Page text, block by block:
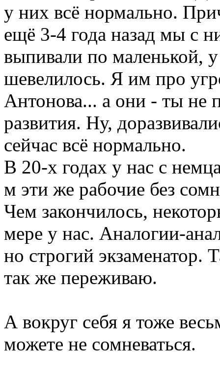
у них всё нормально.
ещё 3-4 года назад мы с
выпивали по маленькой,
шевелилось. Я им про
Антонова... а они - ты не
развития. Ну,
сейчас всё нормально.
В 20-х годах у нас с
м эти же рабочие без
Чем закончилось,
мере у нас. Аналогии-
но строгий экзаменатор.
так же переживаю.
А вокруг себя я тоже
можете не сомневаться.